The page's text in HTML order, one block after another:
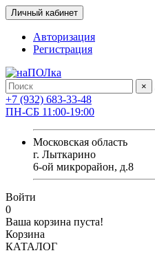
Личный кабинет
Авторизация
Регистрация
×
+7 (932) 683-33-48
ПН-СБ 11:00-19:00
Московская область
г. Лыткарино
6-ой микрорайон, д.8
Войти
0
Ваша корзина пуста!
Корзина
КАТАЛОГ